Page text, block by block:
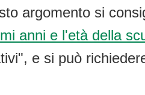
argomento si
anni e l'età della
e si può